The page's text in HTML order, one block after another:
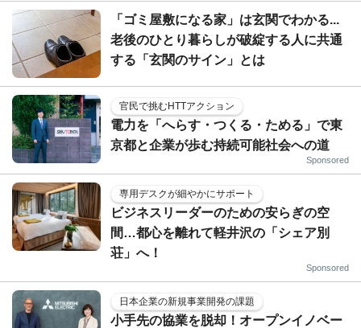
「ゴミ屋敷になる家」は玄関でわかる...
老後のひとり暮らしが破綻する人に共通
する「玄関のサイン」とは
官民で挑むHTTアクション
電力を「へらす・つくる・ためる」で東
京都と企業が歩む持続可能社会への道
Sponsored
専用デスクが細やかにサポート
ビジネスリーダーのための安らぎの空
間…都心を離れて軽井沢の「シェア別
荘」へ！
Sponsored
日本企業の新規事業開発の課題
小手先の協業を脱却！オープンイノベー